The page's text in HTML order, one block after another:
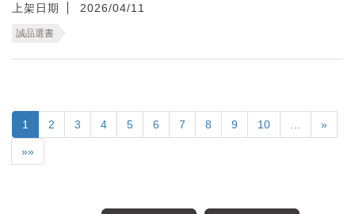
上架日期 2026/04/11
誠品選書
1 2 3 4 5 6 7 8 9 10 »
»»